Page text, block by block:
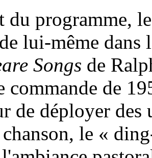
du programme,
lui-même dans
Songs de
de
de déployer
le «